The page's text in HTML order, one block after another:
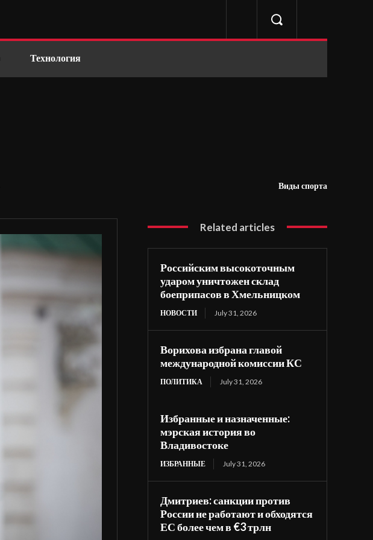
Технология
Виды спорта
Related articles
Российским высокоточным
ударом уничтожен склад
боеприпасов в Хмельницком
НОВОСТИ July 31, 2026
Ворихова избрана главой
международной комиссии КС
ПОЛИТИКА July 31, 2026
Избранные и назначенные:
мэрская история во
Владивостоке
ИЗБРАННЫЕ July 31, 2026
Дмитриев: санкции против
России не работают и обходятся
ЕС более чем в €3 трлн